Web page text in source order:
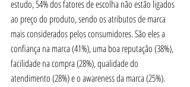
estudo, 54% dos fatores de escolha não estão ligados
ao preço do produto, sendo os atributos de marca
mais considerados pelos consumidores. São eles a
confiança na marca (41%), uma boa reputação (38%),
facilidade na compra (28%), qualidade do
atendimento (28%) e o awareness da marca (25%).